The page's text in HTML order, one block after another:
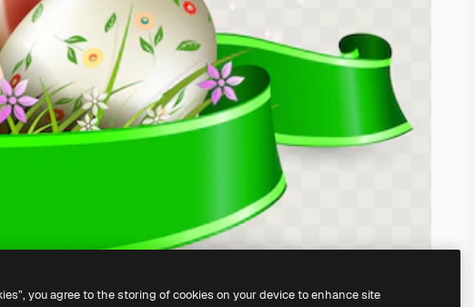
you agree to the storing of cookies on your device to enhance site